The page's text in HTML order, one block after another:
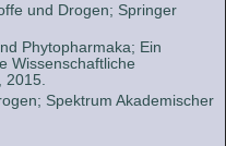
und Drogen; Springer
Phyto­pharmaka; Ein
Wissenschaftliche
Spektrum Akademischer